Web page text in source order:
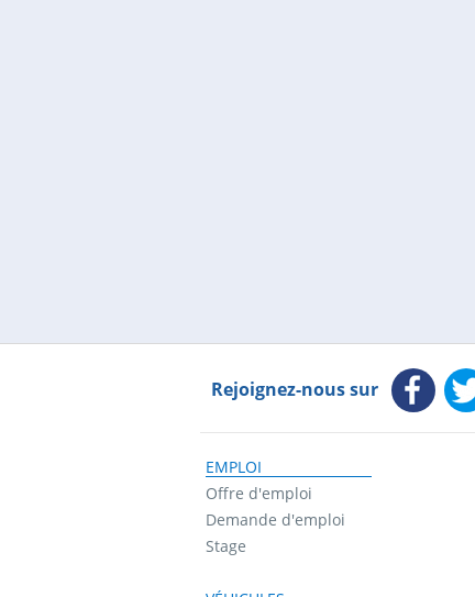
Rejoignez-nous sur
EMPLOI
Offre d'emploi
Demande d'emploi
Stage